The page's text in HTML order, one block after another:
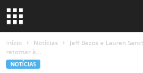
Início Notícias
Jeff Bezos e Lauren
retornar à...
NOTÍCIAS